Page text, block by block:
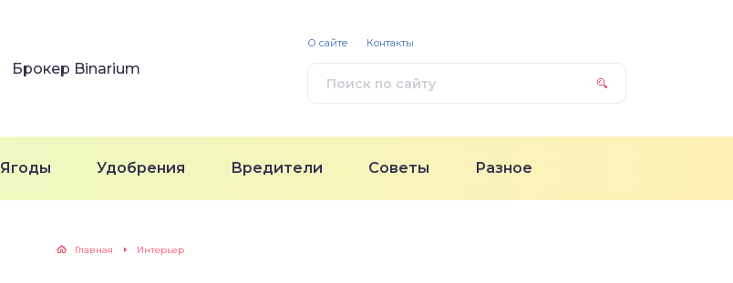
Брокер Binarium
Ягоды Удобрения Вредители Советы Разное
О сайте Контакты
Главная Интерьер